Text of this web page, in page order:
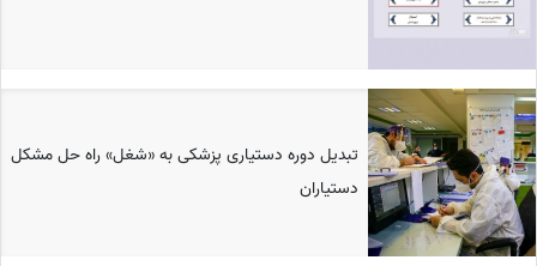
تبدیل دوره دستیاری پزشکی به «شغل» راه حل مشکل
دستیاران